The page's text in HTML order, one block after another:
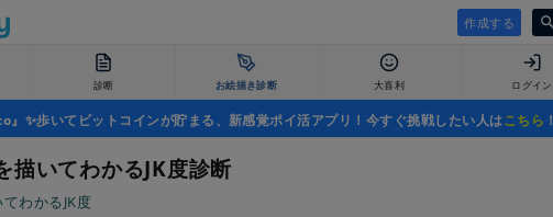
作成する
診断 お絵描き診断 大喜利 ログイン
』✨歩いてビットコインが貯まる、新感覚ポイ活アプリ！今すぐ挑戦したい人はこちら ！
描いてわかるJK度診断
わかるJK度